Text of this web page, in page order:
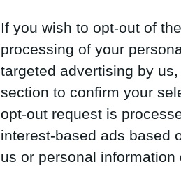
If you wish to opt-out of
processing of your
targeted advertising by
section to confirm your
opt-out request is
interest-based ads based
us or personal